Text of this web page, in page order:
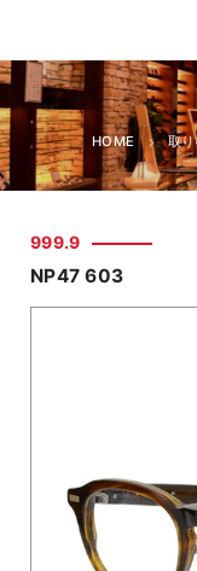
HOME 取
999.9
NP47 603